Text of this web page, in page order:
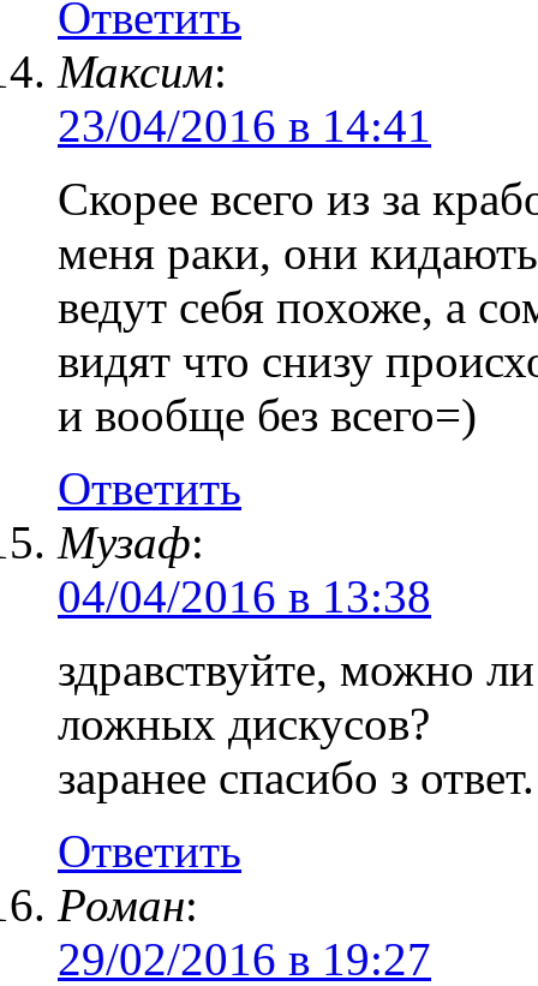
Ответить
Максим:
23/04/2016 в 14:41
Скорее всего из за
меня раки, они
ведут себя похоже, а
видят что снизу
и вообще без всего=)
Ответить
Музаф:
04/04/2016 в 13:38
здравствуйте, можно
ложных дискусов?
заранее спасибо з ответ.
Ответить
Роман:
29/02/2016 в 19:27